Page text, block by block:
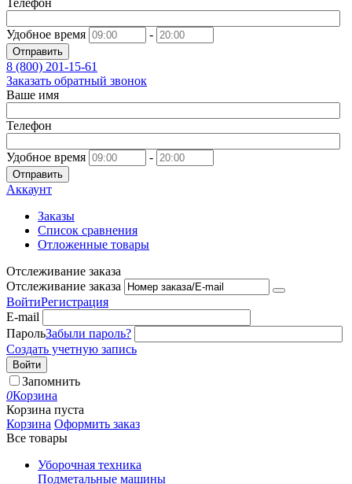
Телефон
Удобное время -
Отправить
8 (800) 201-15-61
Заказать обратный звонок
Ваше имя
Телефон
Удобное время -
Отправить
Аккаунт
Заказы
Список сравнения
Отложенные товары
Отслеживание заказа
Отслеживание заказа
ВойтиРегистрация
E-mail
ПарольЗабыли пароль?
Создать учетную запись
Войти
Запомнить
0Корзина
Корзина пуста
Корзина Оформить заказ
Все товары
Уборочная техника
Подметальные машины